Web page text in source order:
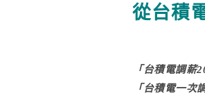
從台積
「台積電調薪
「台積電一次